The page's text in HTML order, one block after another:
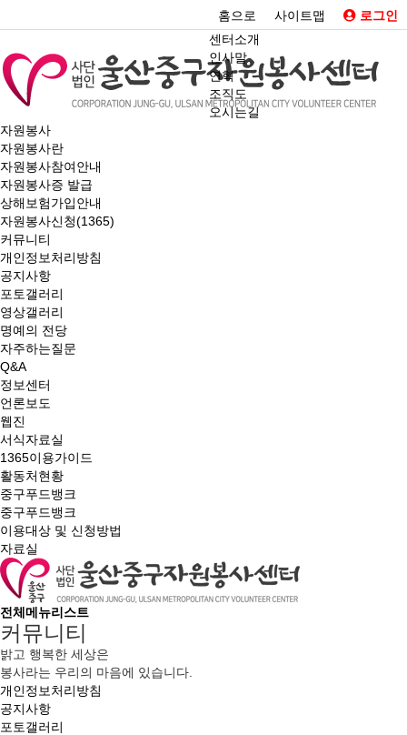
홈으로 사이트맵
로그인
센터소개
인사말
연혁
조직도
오시는길
자원봉사
자원봉사란
자원봉사참여안내
자원봉사증 발급
상해보험가입안내
자원봉사신청(1365)
커뮤니티
개인정보처리방침
공지사항
포토갤러리
영상갤러리
명예의 전당
자주하는질문
Q&A
정보센터
언론보도
웹진
서식자료실
1365이용가이드
활동처현황
중구푸드뱅크
중구푸드뱅크
이용대상 및 신청방법
자료실
전체메뉴리스트
커뮤니티
밝고 행복한 세상은
봉사라는 우리의 마음에 있습니다.
개인정보처리방침
공지사항
포토갤러리